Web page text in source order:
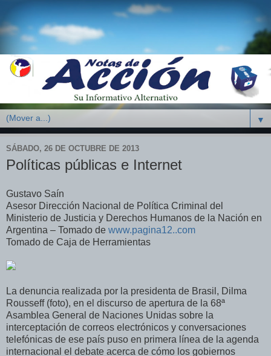
▼
SÁBADO, 26 DE OCTUBRE DE 2013
Políticas públicas e Internet
Gustavo Saín
Asesor Dirección Nacional de Política Criminal del
Ministerio de Justicia y Derechos Humanos de la Nación en
Argentina – Tomado de www.pagina12..com
Tomado de Caja de Herramientas
La denuncia realizada por la presidenta de Brasil, Dilma
Rousseff (foto), en el discurso de apertura de la 68ª
Asamblea General de Naciones Unidas sobre la
interceptación de correos electrónicos y conversaciones
telefónicas de ese país puso en primera línea de la agenda
internacional el debate acerca de cómo los gobiernos